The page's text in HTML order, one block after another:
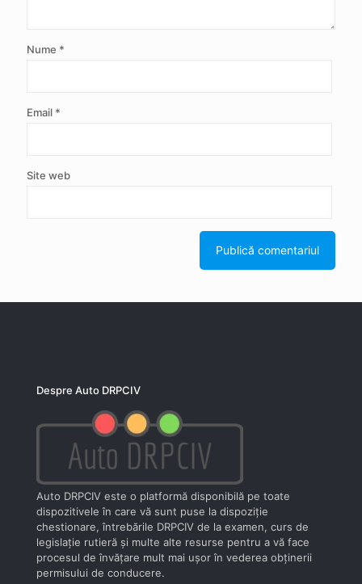
Nume *
Email *
Site web
Despre Auto DRPCIV
Auto DRPCIV este o platformă disponibilă pe toate
dispozitivele în care vă sunt puse la dispoziţie
chestionare, întrebările DRPCIV de la examen, curs de
legislaţie rutieră şi multe alte resurse pentru a vă face
procesul de învăţare mult mai uşor în vederea obţinerii
permisului de conducere.